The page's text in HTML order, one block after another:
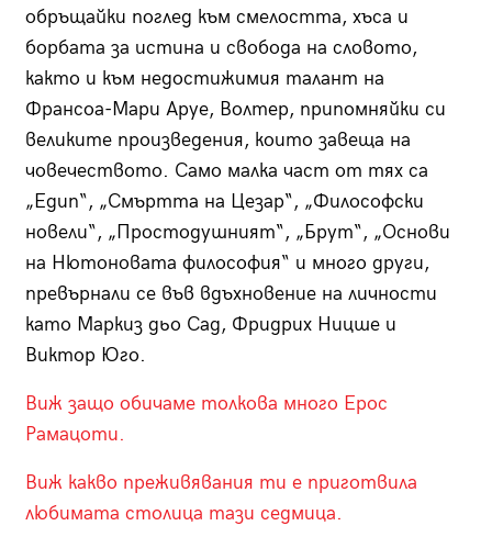
обръщайки поглед към смелостта, хъса и
борбата за истина и свобода на словото,
както и към недостижимия талант на
Франсоа-Мари Аруе, Волтер, припомняйки си
великите произведения, които завеща на
човечеството. Само малка част от тях са
„Едип“, „Смъртта на Цезар“, „Философски
новели“, „Простодушният“, „Брут“, „Основи
на Нютоновата философия“ и много други,
превърнали се във вдъхновение на личности
като Маркиз дьо Сад, Фридрих Ницше и
Виктор Юго.
Виж защо обичаме толкова много Ерос
Рамацоти.
Виж какво преживявания ти е приготвила
любимата столица тази седмица.